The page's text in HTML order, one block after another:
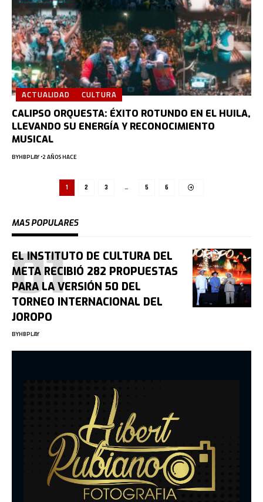
ACTUALIDAD CULTURA
CALIPSO ORQUESTA: ÉXITO ROTUNDO EN EL HUILA,
LLEVANDO SU ENERGÍA Y RECONOCIMIENTO
MUSICAL
BYHBPLAY 2 AÑOS HACE
1 2 3 … 5 6
MAS POPULARES
EL INSTITUTO DE CULTURA DEL
META RECIBIÓ 282 PROPUESTAS
PARA LA VERSIÓN 50 DEL
TORNEO INTERNACIONAL DEL
JOROPO
BYHBPLAY